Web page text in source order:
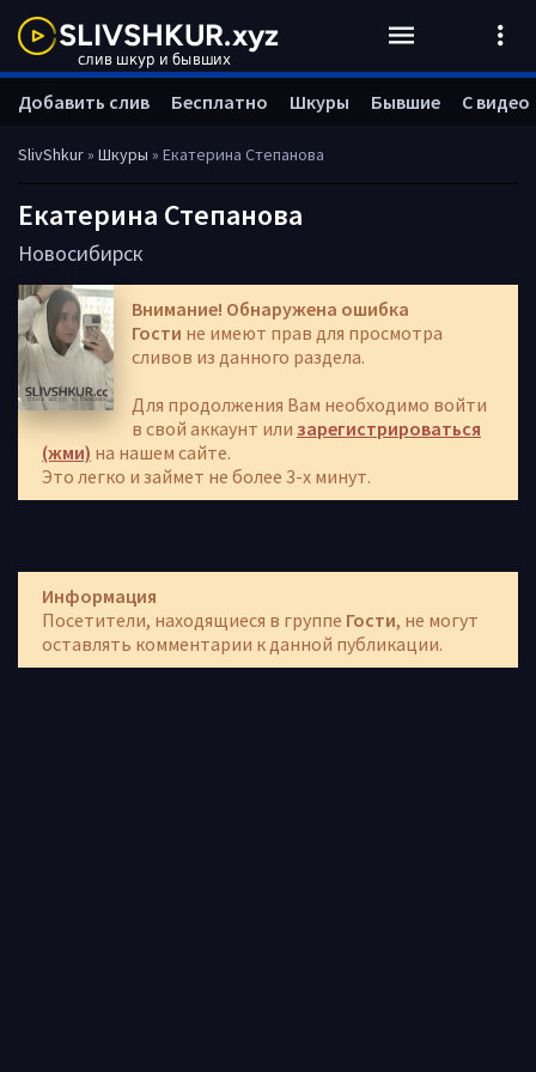
SlivShkur» Шкуры » Екатерина Степанова
Екатерина Степанова
Новосибирск
Внимание! Обнаружена ошибка
Гости не имеют прав для просмотра
сливов из данного раздела.
Для продолжения Вам необходимо войти
в свой аккаунт или зарегистрироваться
(жми) на нашем сайте.
Это легко и займет не более 3-х минут.
Информация
Посетители, находящиеся в группе Гости, не могут
оставлять комментарии к данной публикации.
Добавить слив Бесплатно Шкуры Бывшие С видео